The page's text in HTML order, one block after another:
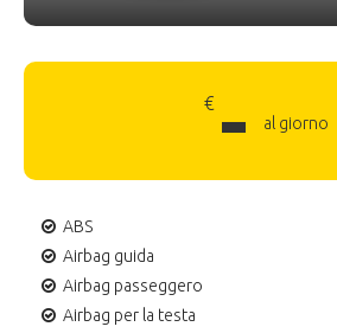
€ - al giorno
ABS
Airbag guida
Airbag passeggero
Airbag per la testa